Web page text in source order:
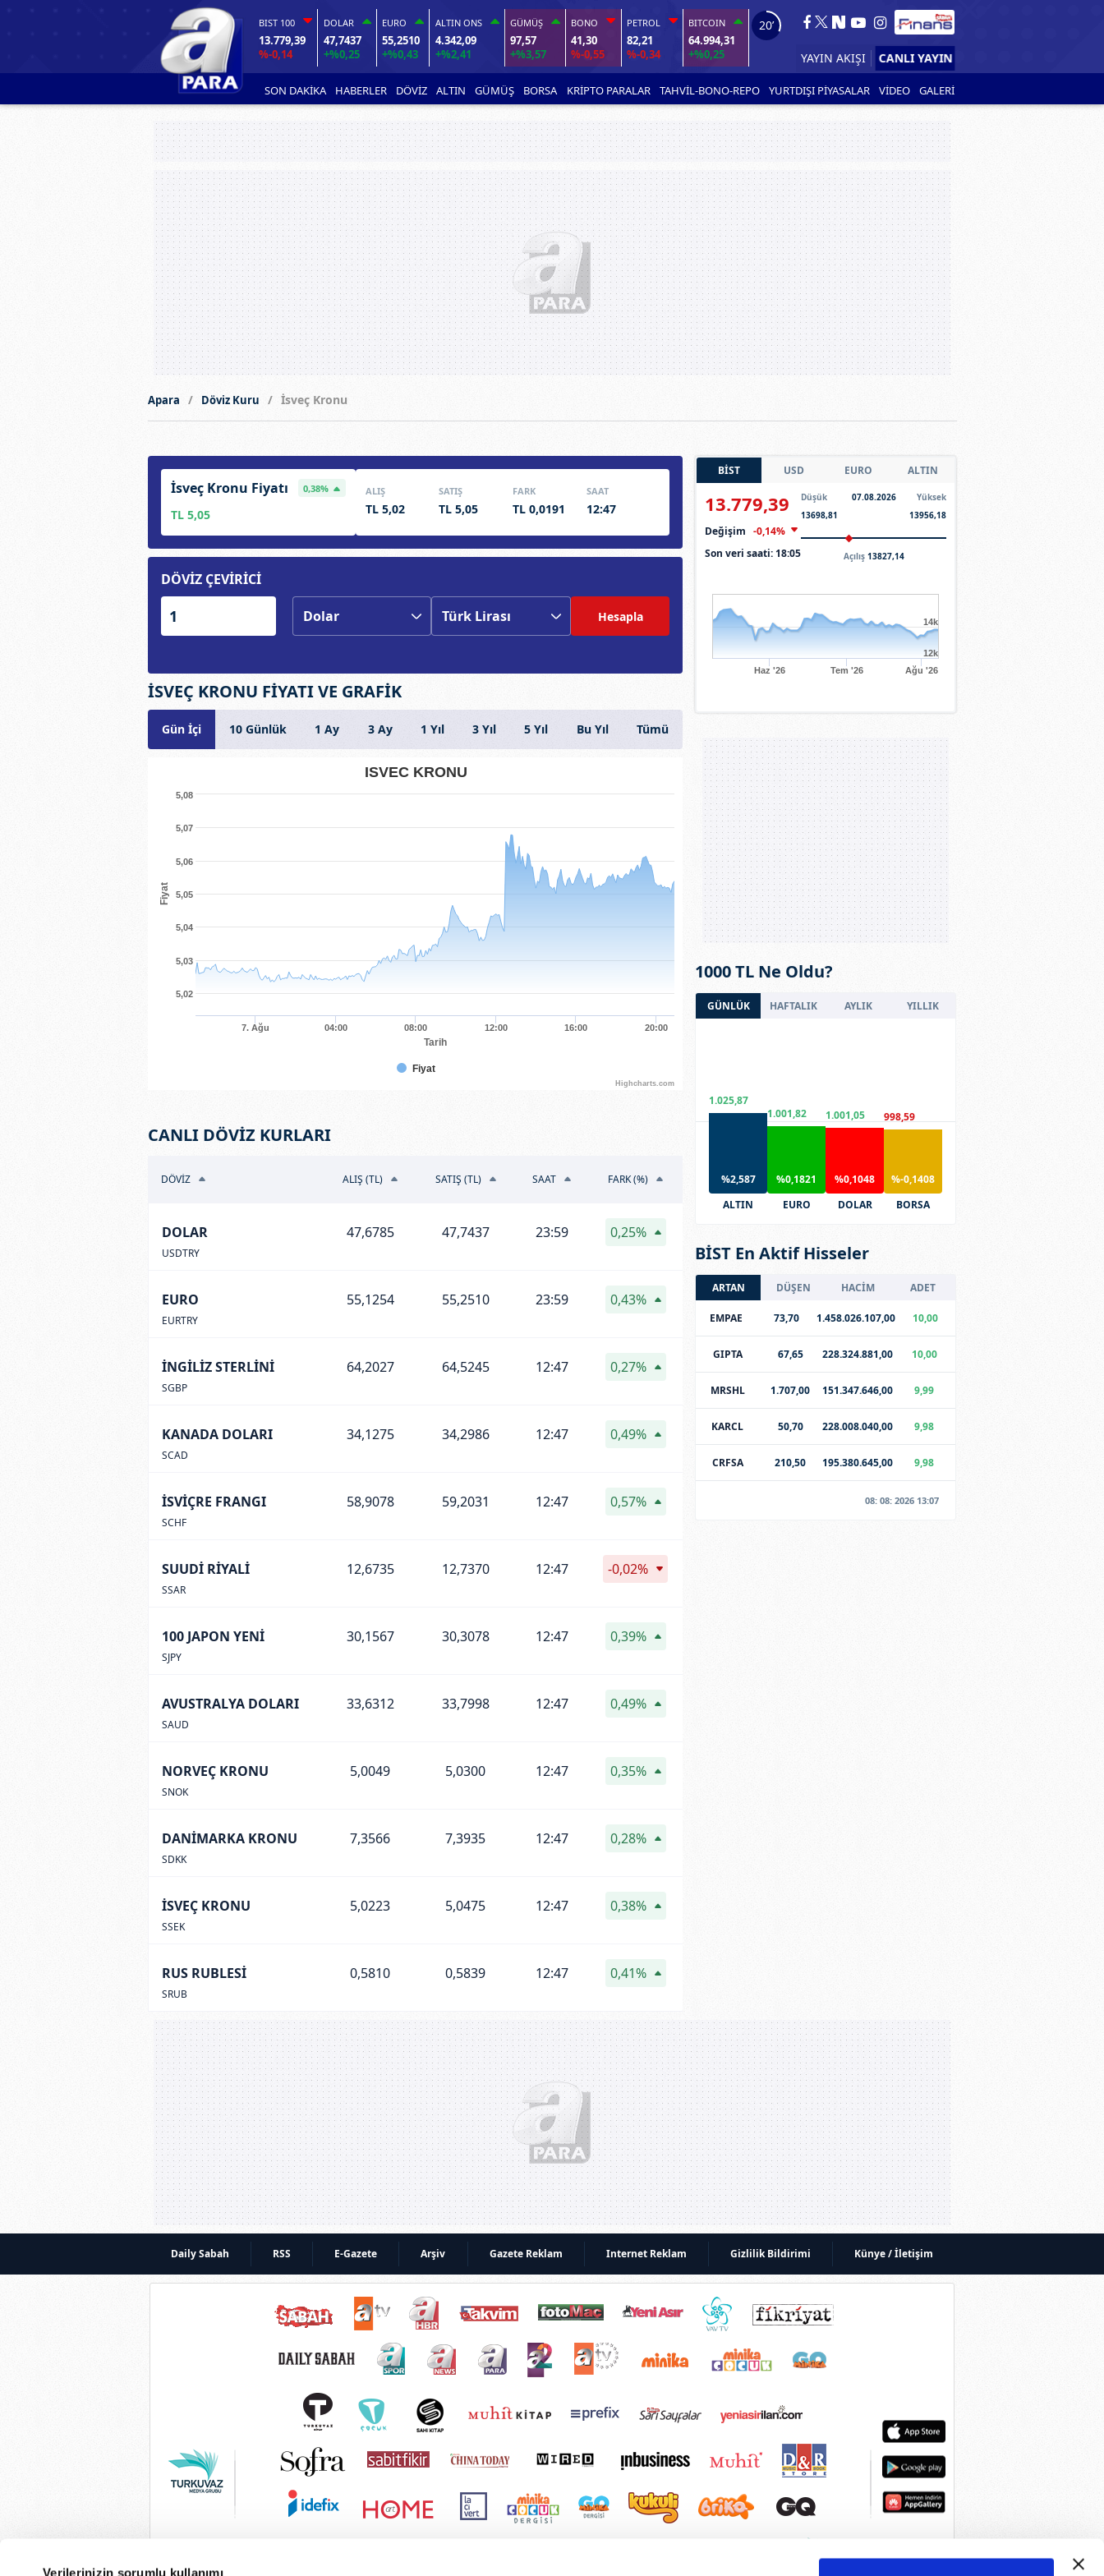
Verilerinizin sorumlu kullanımı
BIST 100
13.779,39
%-0,14
DOLAR
47,7437
+%0,25
EURO
55,2510
+%0,43
ALTIN ONS
4.342,09
+%2,41
GÜMÜŞ
97,57
+%3,57
BONO
41,30
%-0,55
PETROL
82,21
%-0,34
BITCOIN
64.994,31
+%0,25
19’
YAYIN AKIŞI
CANLI YAYIN
SON DAKİKA HABERLER DÖVİZ ALTIN GÜMÜŞ BORSA KRİPTO PARALAR TAHVİL-BONO-REPO YURTDIŞI PİYASALAR VİDEO GALERİ
Apara Döviz Kuru İsveç Kronu
İsveç Kronu Fiyatı 0,38%
TL 5,05
ALIŞ
TL 5,02
SATIŞ
TL 5,05
FARK
TL 0,0191
SAAT
12:47
DÖVİZ ÇEVİRİCİ
Hesapla
İSVEÇ KRONU FİYATI VE GRAFİK
Gün İçi 10 Günlük 1 Ay 3 Ay 1 Yıl 3 Yıl 5 Yıl Bu Yıl Tümü
Tarih
Fiyat
ISVEC KRONU
Fiyat
7. Ağu 04:00 08:00 12:00 16:00 20:00
5,02
5,03
5,04
5,05
5,06
5,07
5,08
Highcharts.com
CANLI DÖVİZ KURLARI
DÖVİZ ALIŞ (TL) SATIŞ (TL) SAAT FARK (%)
DOLAR
USDTRY
47,6785 47,7437 23:59 0,25%
EURO
EURTRY
55,1254 55,2510 23:59 0,43%
İNGİLİZ STERLİNİ
SGBP
64,2027 64,5245 12:47 0,27%
KANADA DOLARI
SCAD
34,1275 34,2986 12:47 0,49%
İSVİÇRE FRANGI
SCHF
58,9078 59,2031 12:47 0,57%
SUUDİ RİYALİ
SSAR
12,6735 12,7370 12:47 -0,02%
100 JAPON YENİ
SJPY
30,1567 30,3078 12:47 0,39%
AVUSTRALYA DOLARI
SAUD
33,6312 33,7998 12:47 0,49%
NORVEÇ KRONU
SNOK
5,0049 5,0300 12:47 0,35%
DANİMARKA KRONU
SDKK
7,3566 7,3935 12:47 0,28%
İSVEÇ KRONU
SSEK
5,0223 5,0475 12:47 0,38%
RUS RUBLESİ
SRUB
0,5810 0,5839 12:47 0,41%
BİST USD EURO ALTIN
13.779,39
Değişim -0,14%
Son veri saati: 18:05
Düşük
13698,81
07.08.2026
Yüksek
13956,18
Açılış 13827,14
Haz '26 Tem '26 Ağu '26
12k
14k
1000 TL Ne Oldu?
GÜNLÜK HAFTALIK AYLIK YILLIK
1.025,87
%2,587
ALTIN
1.001,82
%0,1821
EURO
1.001,05
%0,1048
DOLAR
998,59
%-0,1408
BORSA
BİST En Aktif Hisseler
ARTAN DÜŞEN HACİM ADET
EMPAE 73,70 1.458.026.107,00 10,00
GIPTA 67,65 228.324.881,00 10,00
MRSHL 1.707,00 151.347.646,00 9,99
KARCL 50,70 228.008.040,00 9,98
CRFSA 210,50 195.380.645,00 9,98
08: 08: 2026 13:07
Daily Sabah RSS E-Gazete Arşiv Gazete Reklam Internet Reklam Gizlilik Bildirimi Künye / İletişim